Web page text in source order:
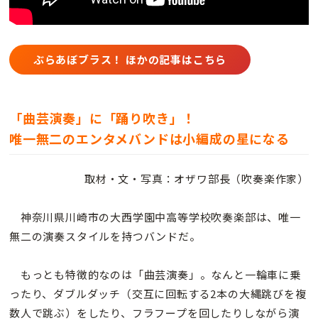
ぶらあぼブラス！ ほかの記事はこちら
「曲芸演奏」に「踊り吹き」！
唯一無二のエンタメバンドは小編成の星になる
取材・文・写真：オザワ部長（吹奏楽作家）
神奈川県川崎市の大西学園中高等学校吹奏楽部は、唯一
無二の演奏スタイルを持つバンドだ。
もっとも特徴的なのは「曲芸演奏」。なんと一輪車に乗
ったり、ダブルダッチ（交互に回転する2本の大縄跳びを複
数人で跳ぶ）をしたり、フラフープを回したりしながら演